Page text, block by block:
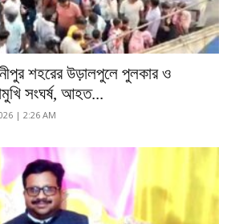
শহরের উড়ালপুলে পুলকার ও
সংঘর্ষ, আহত...
| 2:26 AM